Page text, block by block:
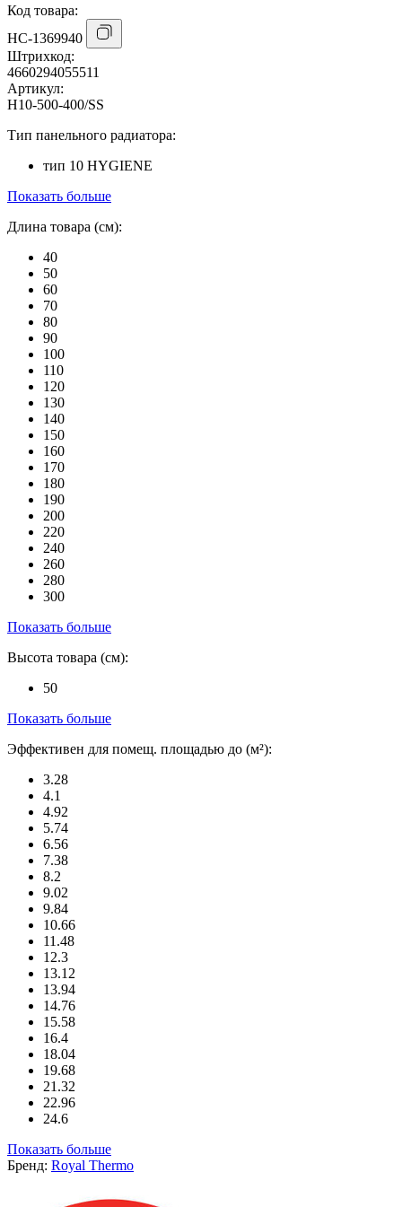
Код товара:
НС-1369940
Штрихкод:
4660294055511
Артикул:
H10-500-400/SS
Тип панельного радиатора:
тип 10 HYGIENE
Показать больше
Длина товара (см):
40
50
60
70
80
90
100
110
120
130
140
150
160
170
180
190
200
220
240
260
280
300
Показать больше
Высота товара (см):
50
Показать больше
Эффективен для помещ. площадью до (м²):
3.28
4.1
4.92
5.74
6.56
7.38
8.2
9.02
9.84
10.66
11.48
12.3
13.12
13.94
14.76
15.58
16.4
18.04
19.68
21.32
22.96
24.6
Показать больше
Бренд: Royal Thermo